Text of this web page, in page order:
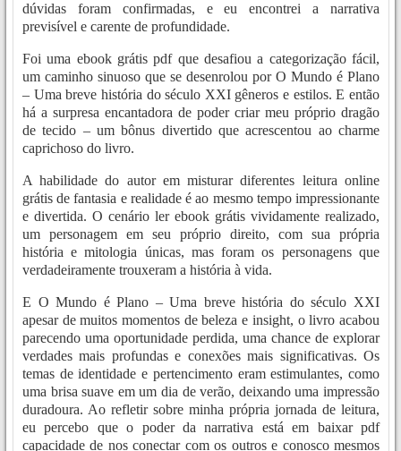
dúvidas foram confirmadas, e eu encontrei a narrativa
previsível e carente de profundidade.
Foi uma ebook grátis pdf que desafiou a categorização fácil,
um caminho sinuoso que se desenrolou por O Mundo é Plano
– Uma breve história do século XXI gêneros e estilos. E então
há a surpresa encantadora de poder criar meu próprio dragão
de tecido – um bônus divertido que acrescentou ao charme
caprichoso do livro.
A habilidade do autor em misturar diferentes leitura online
grátis de fantasia e realidade é ao mesmo tempo impressionante
e divertida. O cenário ler ebook grátis vividamente realizado,
um personagem em seu próprio direito, com sua própria
história e mitologia únicas, mas foram os personagens que
verdadeiramente trouxeram a história à vida.
E O Mundo é Plano – Uma breve história do século XXI
apesar de muitos momentos de beleza e insight, o livro acabou
parecendo uma oportunidade perdida, uma chance de explorar
verdades mais profundas e conexões mais significativas. Os
temas de identidade e pertencimento eram estimulantes, como
uma brisa suave em um dia de verão, deixando uma impressão
duradoura. Ao refletir sobre minha própria jornada de leitura,
eu percebo que o poder da narrativa está em baixar pdf
capacidade de nos conectar com os outros e conosco mesmos